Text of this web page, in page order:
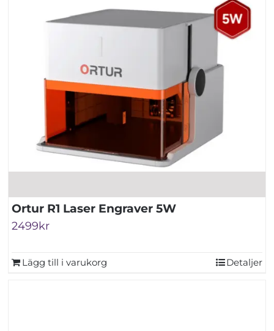
Ortur R1 Laser Engraver 5W
2499kr
Lägg till i varukorg Detaljer